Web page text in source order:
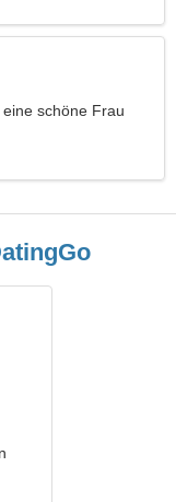
schöne Frau